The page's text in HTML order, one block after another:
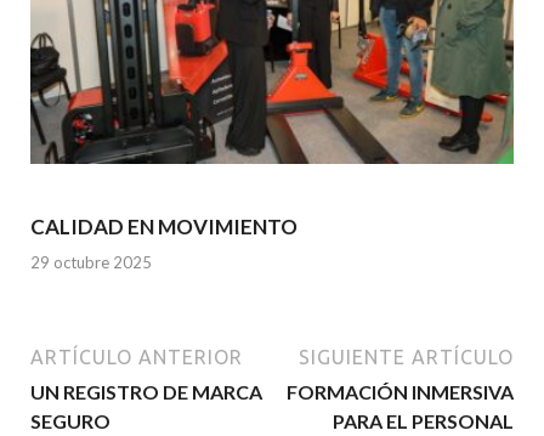
CALIDAD EN MOVIMIENTO
29 octubre 2025
ARTÍCULO ANTERIOR
UN REGISTRO DE MARCA
SEGURO
SIGUIENTE ARTÍCULO
FORMACIÓN INMERSIVA
PARA EL PERSONAL